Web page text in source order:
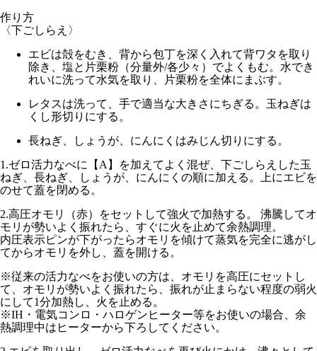
作り方
〈下ごしらえ〉
エビは殻をむき、背から包丁を深く入れて背ワタを取り
除き、塩と片栗粉（分量外/各少々）でよくもむ。水でき
れいに洗って水気を取り、片栗粉を全体にまぶす。
レタスは洗って、手で適当な大きさにちぎる。玉ねぎは
くし形切りにする。
長ねぎ、しょうが、にんにくはみじん切りにする。
1.ゼロ活力なべに【A】を加えてよく混ぜ、下ごしらえした玉
ねぎ、長ねぎ、しょうが、にんにくの順に加える。上にエビを
のせて蓋を閉める。
2.高圧オモリ（赤） をセットして強火で加熱する。 沸騰してオ
モリが勢いよく振れたら、すぐに火を止めて余熱調理。
内圧表示ピンが下がったらオモリを傾けて蒸気を完全に逃がし
てからオモリを外し、蓋を開ける。
※従来の活力なべをお使いの方は、オモリを高圧にセットし
て、オモリが勢いよく振れたら、振れが止まらない程度の弱火
にして1分加熱し、火を止める。
※IH・電気コンロ・ハロゲンヒーター等をお使いの場合、余
熱調理中はヒーターから下ろしてください。